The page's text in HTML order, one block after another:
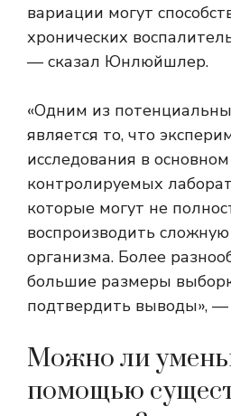
вариации могут
хронических
— сказал Юнлюйшлер.
«Одним из
является то, что
исследования в
контролируемых
которые могут не
воспроизводить
организма. Более
большие размеры
подтвердить выводы», —
Можно ли
помощью